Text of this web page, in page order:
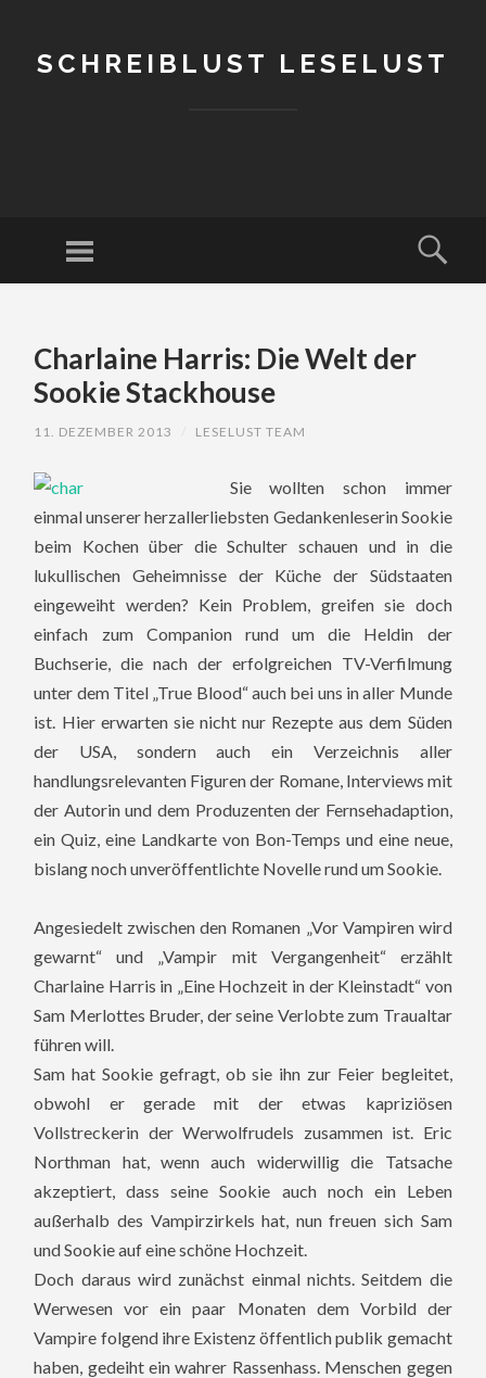
SCHREIBLUST LESELUST
Menu
CONTENTCharlaine Harris: Die Welt der
Sookie Stackhouse
11. DEZEMBER 2013 LESELUST TEAM
Sie wollten schon immer
einmal unserer herzallerliebsten Gedankenleserin Sookie
beim Kochen über die Schulter schauen und in die
lukullischen Geheimnisse der Küche der Südstaaten
eingeweiht werden? Kein Problem, greifen sie doch
einfach zum Companion rund um die Heldin der
Buchserie, die nach der erfolgreichen TV-Verfilmung
unter dem Titel „True Blood“ auch bei uns in aller Munde
ist. Hier erwarten sie nicht nur Rezepte aus dem Süden
der USA, sondern auch ein Verzeichnis aller
handlungsrelevanten Figuren der Romane, Interviews mit
der Autorin und dem Produzenten der Fernsehadaption,
ein Quiz, eine Landkarte von Bon-Temps und eine neue,
bislang noch unveröffentlichte Novelle rund um Sookie.
Angesiedelt zwischen den Romanen „Vor Vampiren wird
gewarnt“ und „Vampir mit Vergangenheit“ erzählt
Charlaine Harris in „Eine Hochzeit in der Kleinstadt“ von
Sam Merlottes Bruder, der seine Verlobte zum Traualtar
führen will.
Sam hat Sookie gefragt, ob sie ihn zur Feier begleitet,
obwohl er gerade mit der etwas kapriziösen
Vollstreckerin der Werwolfrudels zusammen ist. Eric
Northman hat, wenn auch widerwillig die Tatsache
akzeptiert, dass seine Sookie auch noch ein Leben
außerhalb des Vampirzirkels hat, nun freuen sich Sam
und Sookie auf eine schöne Hochzeit.
Doch daraus wird zunächst einmal nichts. Seitdem die
Werwesen vor ein paar Monaten dem Vorbild der
Vampire folgend ihre Existenz öffentlich publik gemacht
haben, gedeiht ein wahrer Rassenhass. Menschen gegen